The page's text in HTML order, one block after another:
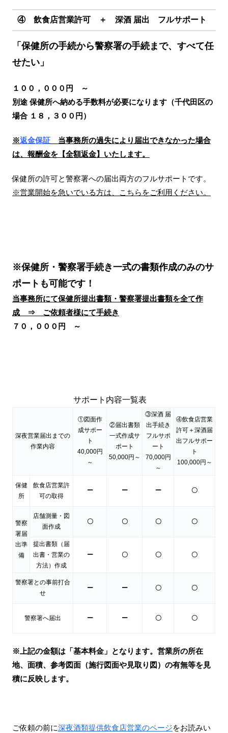
④ 飲食店営業許可 ＋ 深酒 届出 フルサポート
「保健所の手続から警察署の手続まで、すべて任
せたい」
１００，０００円 ～
別途 保健所へ納める手数料が必要になります（千代田区の
場合 １８，３００円）
※返金保証 当事務所の過失により届出できなかった場合
は、報酬金を【全額返金】いたします。
保健所の許可と警察署への届出両方のフルサポートです。
※営業開始を急いでいる方は、こちらをご利用ください。
※保健所・警察署手続き一式の書類作成のみのサ
ポートも可能です！
当事務所にて保健所提出書類・警察署提出書類を全て作
成 ⇒ ご依頼者様にて手続き
７０，０００円 ～
サポート内容一覧表
深夜営業届出までの
作業内容
①図面作
成サポー
ト
40,000円
～
②届出書類
一式作成サ
ポート
50,000円～
③深酒 届
出手続き
フルサポ
ート
70,000円
～
④飲食店営業
許可＋深酒届
出フルサポー
ト
100,000円～
保健
所
飲食店営業許
可の取得
ー ー ー 〇
警察
署届
出準
備
店舗測量・図
面作成
〇 〇 〇 〇
提出書類（届
出書・営業の
方法）作成
ー 〇 〇 〇
警察署との事前打合
せ
ー ー 〇 〇
警察署へ届出 ー ー 〇 〇
※上記の金額は「基本料金」となります。営業所の所在
地、面積、参考図面（施行図面や見取り図）の有無等を見
積に反映します。
ご依頼の前に深夜酒類提供飲食店営業のページをお読みい